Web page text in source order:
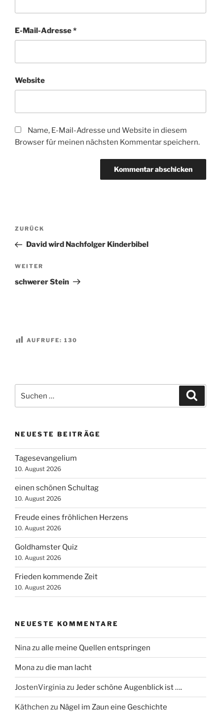
E-Mail-Adresse*
Website
Name, E-Mail-Adresse und Website in diesem
Browser für meinen nächsten Kommentar speichern.
Beitragsnavigation
Vorheriger
Beitrag
ZURÜCK
David wird Nachfolger Kinderbibel
Nächster
Beitrag
WEITER
schwerer Stein
AUFRUFE: 130
nach:
NEUESTE BEITRÄGE
Tagesevangelium
10. August 2026
einen schönen Schultag
10. August 2026
Freude eines fröhlichen Herzens
10. August 2026
Goldhamster Quiz
10. August 2026
Frieden kommende Zeit
10. August 2026
NEUESTE KOMMENTARE
Ninazu alle meine Quellen entspringen
Monazu die man lacht
JostenVirginiazu Jeder schöne Augenblick ist ….
Käthchen zu Nägel im Zaun eine Geschichte